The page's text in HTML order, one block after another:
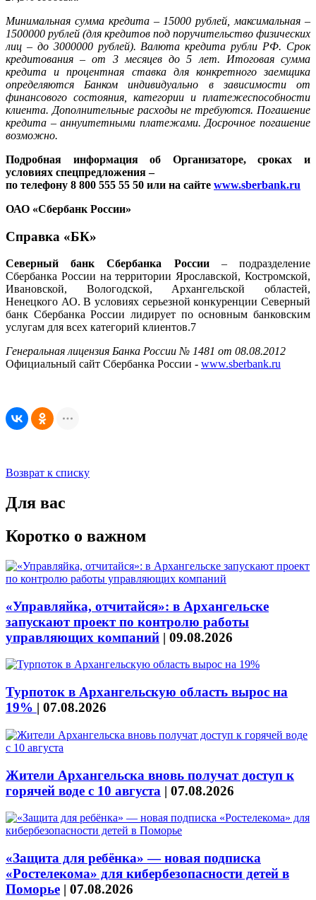
Минимальная сумма кредита – 15000 рублей, максимальная –
1500000 рублей (для кредитов под поручительство физических
лиц – до 3000000 рублей). Валюта кредита рубли РФ. Срок
кредитования – от 3 месяцев до 5 лет. Итоговая сумма
кредита и процентная ставка для конкретного заемщика
определяются Банком индивидуально в зависимости от
финансового состояния, категории и платежеспособности
клиента. Дополнительные расходы не требуются. Погашение
кредита – аннуитетными платежами. Досрочное погашение
возможно.
Подробная информация об Организаторе, сроках и
условиях спецпредложения –
по телефону 8 800 555 55 50 или на сайте www.sberbank.ru
ОАО «Сбербанк России»
Справка «БК»
Северный банк Сбербанка России– подразделение
Сбербанка России на территории Ярославской, Костромской,
Ивановской, Вологодской, Архангельской областей,
Ненецкого АО. В условиях серьезной конкуренции Северный
банк Сбербанка России лидирует по основным банковским
услугам для всех категорий клиентов.7
Генеральная лицензия Банка России № 1481 от 08.08.2012
Официальный сайт Сбербанка России - www.sberbank.ru
Возврат к списку
Для вас
Коротко о важном
«Управляйка, отчитайся»: в Архангельске
запускают проект по контролю работы
управляющих компаний | 09.08.2026
Турпоток в Архангельскую область вырос на
19% | 07.08.2026
Жители Архангельска вновь получат доступ к
горячей воде с 10 августа | 07.08.2026
«Защита для ребёнка» — новая подписка
«Ростелекома» для кибербезопасности детей в
Поморье | 07.08.2026